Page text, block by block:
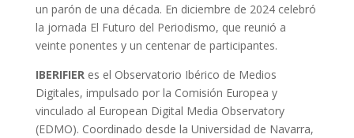
un parón de una década. En diciembre de 2024 celebró
la jornada El Futuro del Periodismo, que reunió a
veinte ponentes y un centenar de participantes.
IBERIFIER es el Observatorio Ibérico de Medios
Digitales, impulsado por la Comisión Europea y
vinculado al European Digital Media Observatory
(EDMO). Coordinado desde la Universidad de Navarra,